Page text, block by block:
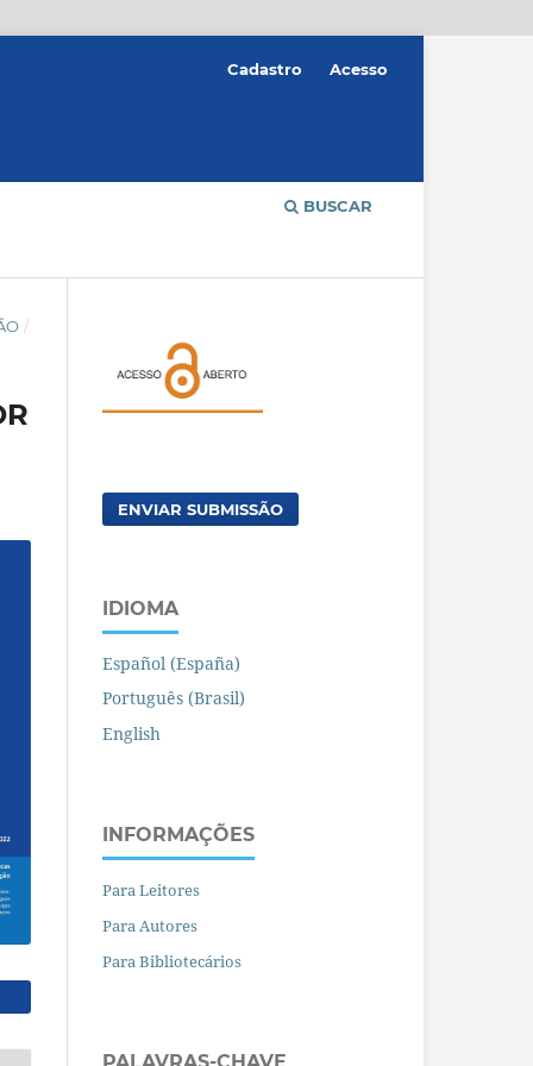
BUSCAR
Cadastro Acesso
/
ENVIAR SUBMISSÃO
IDIOMA
Español (España)
Português (Brasil)
English
INFORMAÇÕES
Para Leitores
Para Autores
Para Bibliotecários